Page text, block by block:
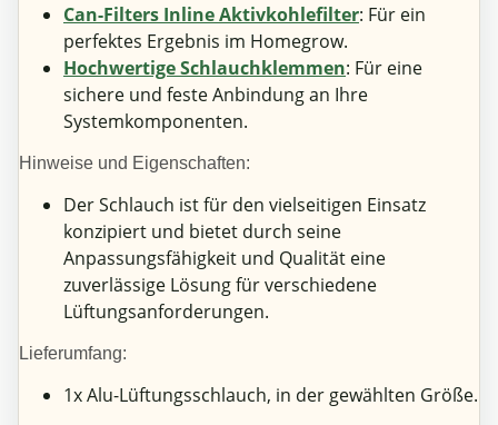
Can-Filters Inline Aktivkohlefilter: Für ein
perfektes Ergebnis im Homegrow.
Hochwertige Schlauchklemmen: Für eine
sichere und feste Anbindung an Ihre
Systemkomponenten.
Hinweise und Eigenschaften:
Der Schlauch ist für den vielseitigen Einsatz
konzipiert und bietet durch seine
Anpassungsfähigkeit und Qualität eine
zuverlässige Lösung für verschiedene
Lüftungsanforderungen.
Lieferumfang:
1x Alu-Lüftungsschlauch, in der gewählten Größe.